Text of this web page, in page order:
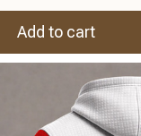
Add to cart